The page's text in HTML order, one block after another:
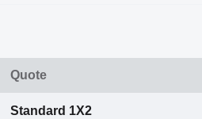
Quote
Standard 1X2